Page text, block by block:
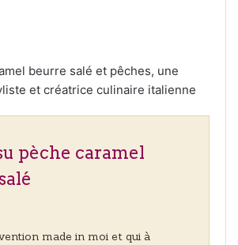
beurre salé et pêches, une
et créatrice culinaire italienne
pèche caramel
made in moi et qui à